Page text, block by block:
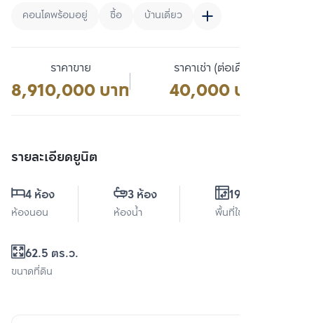
คอนโดพร้อมอยู่ ซื้อ บ้านเดี่ยว
ราคาขาย
8,910,000 บาท
ราคาเช่า (ต่อเดือน)
40,000 บาท
รายละเอียดยูนิต
4 ห้อง
ห้องนอน
3 ห้อง
ห้องน้ำ
190 ตร.ม.
พื้นที่ใช้สอย
62.5 ตร.ว.
ขนาดที่ดิน